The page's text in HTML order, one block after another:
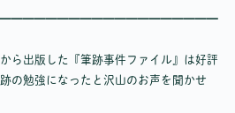
ら出版した『筆跡事件ファイル』は好評
の勉強になったと沢山のお声を聞かせ